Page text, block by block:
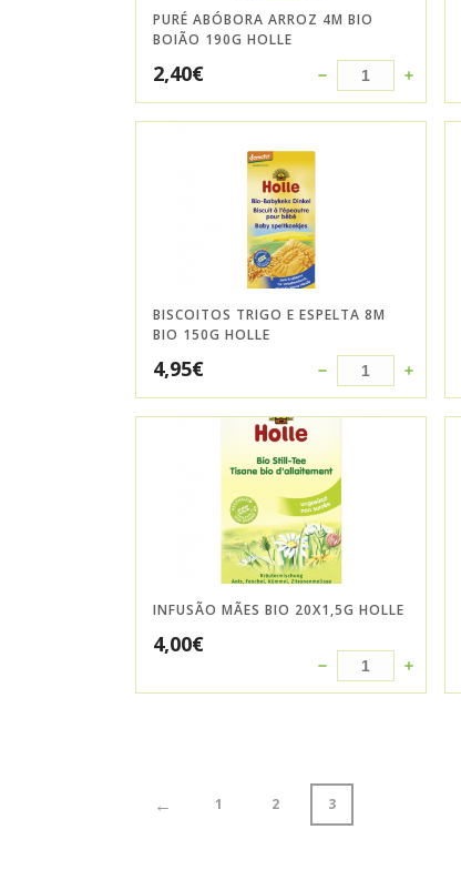
PURÉ ABÓBORA ARROZ 4M BIO
BOIÃO 190G HOLLE
2,40€
BISCOITOS TRIGO E ESPELTA 8M
BIO 150G HOLLE
4,95€
INFUSÃO MÃES BIO 20X1,5G HOLLE
4,00€
← 1 2 3